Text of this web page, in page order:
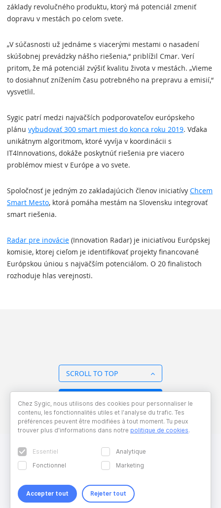
základy revolučného produktu, ktorý má potenciál zmeniť
dopravu v mestách po celom svete.
„V súčasnosti už jednáme s viacerými mestami o nasadení
skúšobnej prevádzky nášho riešenia,“ priblížil Cmar. Verí
pritom, že má potenciál zvýšiť kvalitu života v mestách. „Vieme
to dosiahnuť znížením času potrebného na prepravu a emisií,“
vysvetlil.
Sygic patrí medzi najväčších podporovateľov európskeho
plánu vybudovať 300 smart miest do konca roku 2019. Vďaka
unikátnym algoritmom, ktoré vyvíja v koordinácii s
IT4Innovations, dokáže poskytnúť riešenia pre viacero
problémov miest v Európe a vo svete.
Spoločnosť je jedným zo zakladajúcich členov iniciatívy Chcem
Smart Mesto, ktorá pomáha mestám na Slovensku integrovať
smart riešenia.
Radar pre inovácie (Innovation Radar) je iniciatívou Európskej
komisie, ktorej cieľom je identifikovať projekty financované
Európskou úniou s najväčším potenciálom. O 20 finalistoch
rozhoduje hlas verejnosti.
SCROLL TO TOP
Copyright © 2026 Sygic. All right reserved. Developed by
Chez Sygic, nous utilisons des cookies pour personnaliser le
contenu, les fonctionnalités utiles et l'analyse du trafic. Tes
préférences peuvent être modifiées à tout moment. Tu peux
trouver plus d'informations dans notre politique de cookies.
Essentiel
Analytique
Fonctionnel
Marketing
Accepter tout Rejeter tout